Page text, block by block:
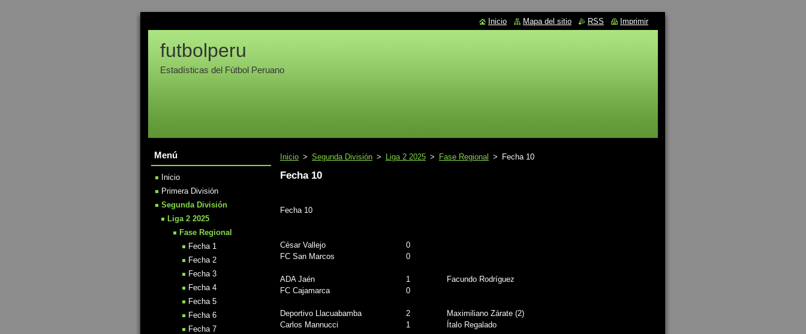
futbolperu
Estadísticas del Fútbol Peruano
Inicio > Segunda División > Liga 2 2025 > Fase Regional > Fecha 10
Fecha 10
Fecha 10
César Vallejo
0
FC San Marcos
0
ADA Jaén 1
Facundo Rodríguez
FC Cajamarca
0
Deportivo Llacuabamba 2
Maximiliano Zárate (2)
Carlos Mannucci
1 Ítalo Regalado
Menú
Inicio
Primera División
Segunda División
Liga 2 2025
Fase Regional
Fecha 1
Fecha 2
Fecha 3
Fecha 4
Fecha 5
Fecha 6
Fecha 7
Inicio Mapa del sitio RSS Imprimir